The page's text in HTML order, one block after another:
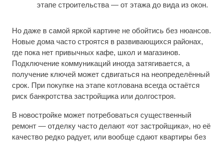
этапе строительства — от этажа до вида из окон.
Но даже в самой яркой картине не обойтись без нюансов.
Новые дома часто строятся в развивающихся районах,
где пока нет привычных кафе, школ и магазинов.
Подключение коммуникаций иногда затягивается, а
получение ключей может сдвигаться на неопределённый
срок. При покупке на этапе котлована всегда остаётся
риск банкротства застройщика или долгостроя.
В новостройке может потребоваться существенный
ремонт — отделку часто делают «от застройщика», но её
качество редко радует, или вообще сдают квартиры без